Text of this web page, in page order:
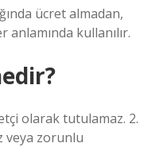
ücret almadan,
anlamında kullanılır.
olarak tutulamaz. 2.
veya zorunlu